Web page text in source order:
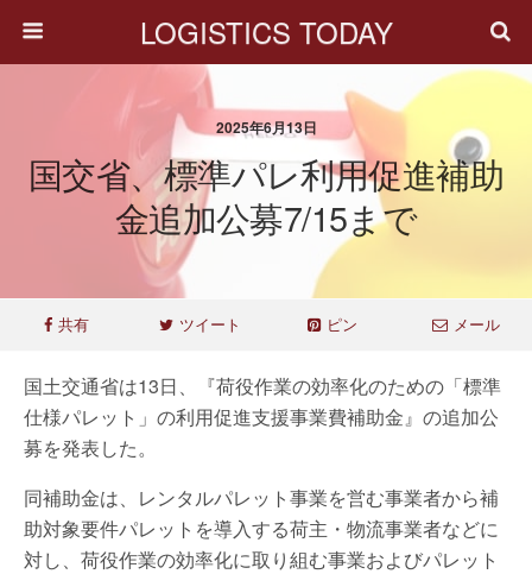
LOGISTICS TODAY
2025年6月13日
国交省、標準パレ利用促進補助
金追加公募7/15まで
共有 ツイート ピン メール
国土交通省は13日、『荷役作業の効率化のための「標準
仕様パレット」の利用促進支援事業費補助金』の追加公
募を発表した。
同補助金は、レンタルパレット事業を営む事業者から補
助対象要件パレットを導入する荷主・物流事業者などに
対し、荷役作業の効率化に取り組む事業およびパレット